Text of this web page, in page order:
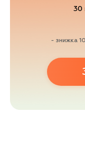
30
- знижка